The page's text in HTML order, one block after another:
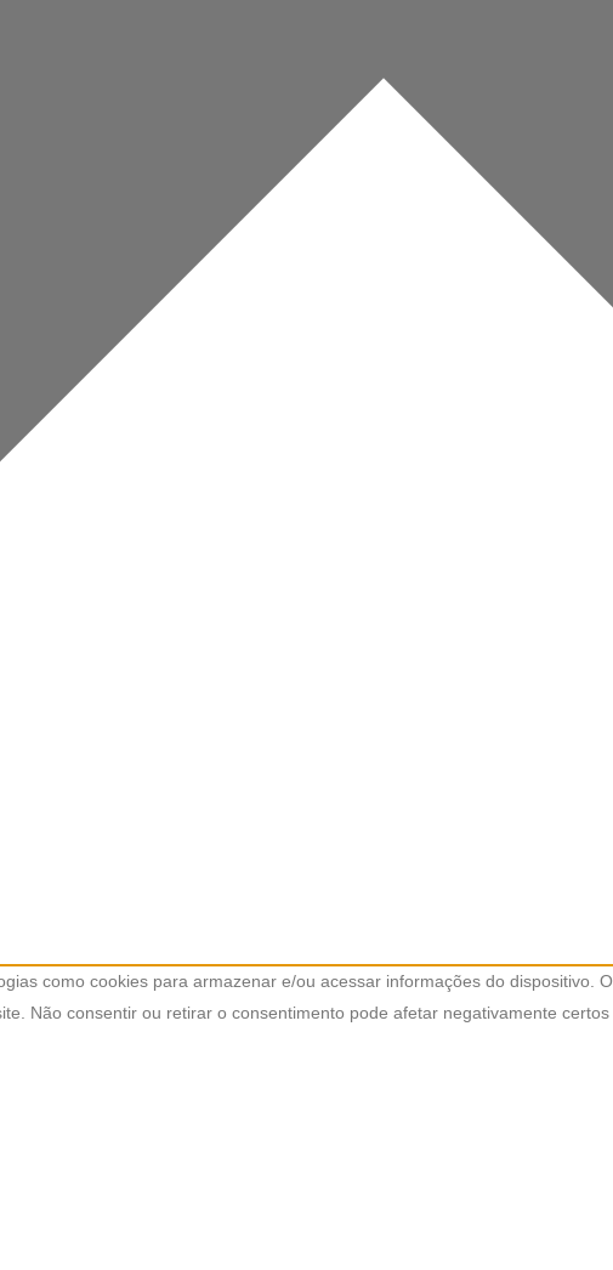
como cookies para armazenar e/ou acessar informações do dispositivo.
Não consentir ou retirar o consentimento pode afetar negativamente certos